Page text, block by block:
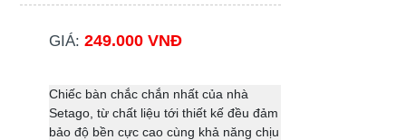
GIÁ: 249.000 VNĐ
Chiếc bàn chắc chắn nhất của nhà
Setago, từ chất liệu tới thiết kế đều đảm
bảo độ bền cực cao cùng khả năng chịu